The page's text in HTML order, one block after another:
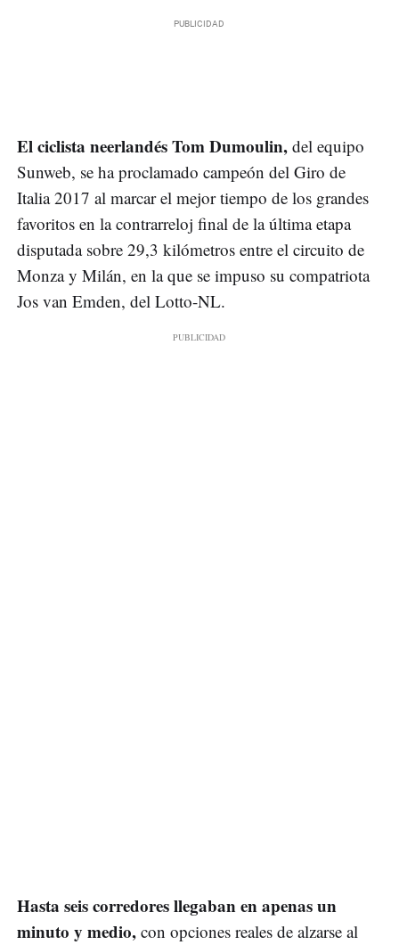
El ciclista neerlandés Tom Dumoulin, del equipo
Sunweb, se ha proclamado campeón del Giro de
Italia 2017 al marcar el mejor tiempo de los grandes
favoritos en la contrarreloj final de la última etapa
disputada sobre 29,3 kilómetros entre el circuito de
Monza y Milán, en la que se impuso su compatriota
Jos van Emden, del Lotto-NL.
Hasta seis corredores llegaban en apenas un
minuto y medio, con opciones reales de alzarse al